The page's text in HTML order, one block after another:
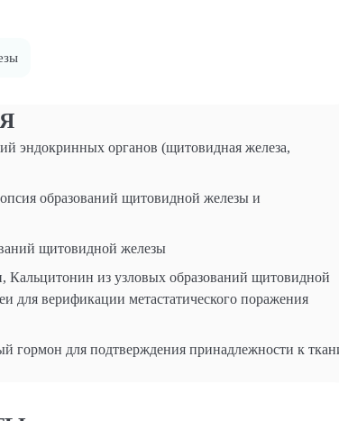
эндокринных органов (щитовидная железа,
образований щитовидной железы и
щитовидной железы
из узловых образований щитовидной
для верификации метастатического поражения
гормон для подтверждения принадлежности к